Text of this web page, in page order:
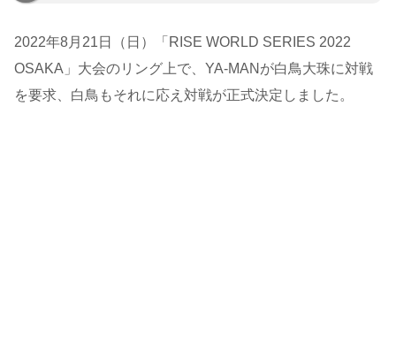
2022年8月21日（日）「RISE WORLD SERIES 2022
OSAKA」大会のリング上で、YA-MANが白鳥大珠に対戦
を要求、白鳥もそれに応え対戦が正式決定しました。